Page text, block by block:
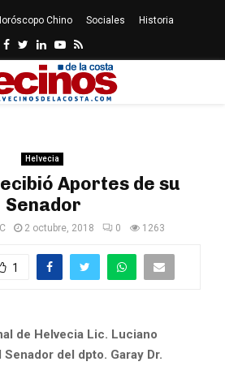
Chino Sociales Historia
Facebook
Twitter
LinkedinYoutube
Rss
Helvecia
Aportes de su
Senador
2 octubre, 2018 0 1263
1
de Helvecia Lic. Luciano
del dpto. Garay Dr.